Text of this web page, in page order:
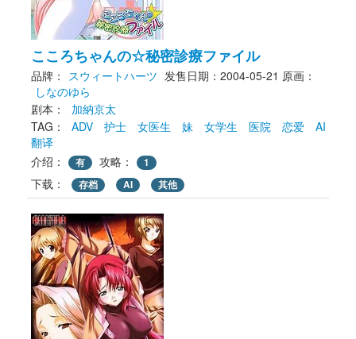
こころちゃんの☆秘密診療ファイル
品牌： スウィートハーツ 发售日期：2004-05-21 原画：
しなのゆら
剧本：
加納京太
TAG：
ADV 护士 女医生 妹 女学生 医院 恋爱
AI
翻译
介绍：
有 攻略： 1
下载： 存档 AI 其他